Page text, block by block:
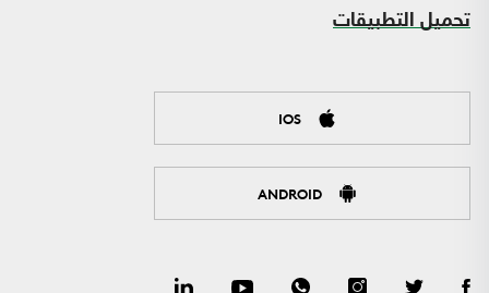
تحميل التطبيقات
IOS
ANDROID